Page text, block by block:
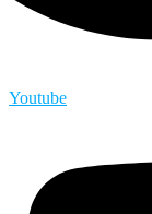
Youtube